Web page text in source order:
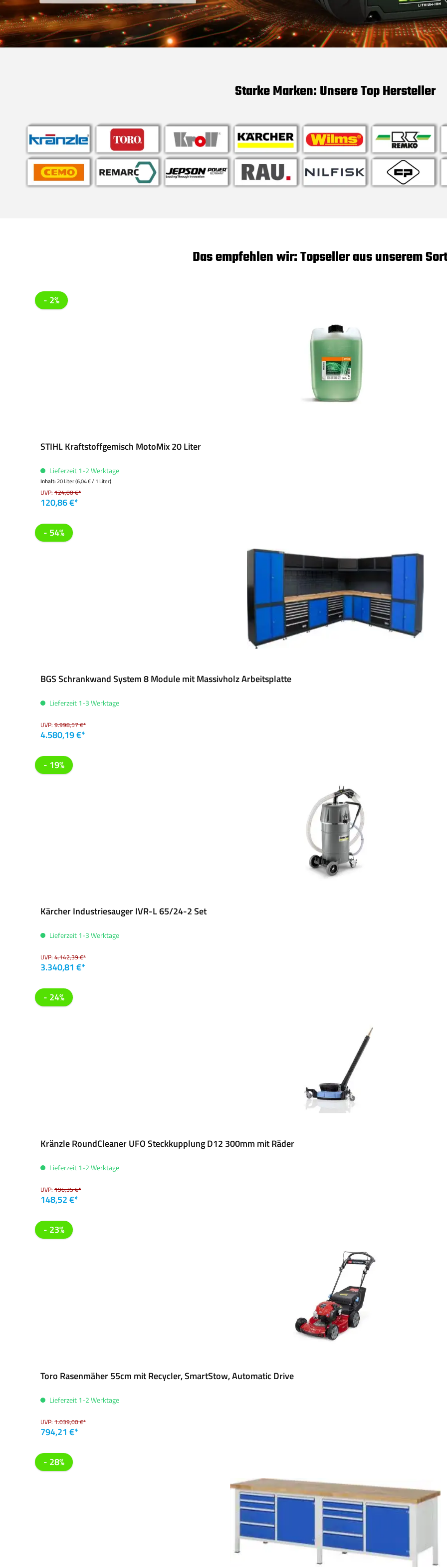
Starke Marken: Unsere Top Hersteller
Das empfehlen wir: Topseller aus unserem
Produktgalerie überspringen
- 2%
STIHL Kraftstoffgemisch MotoMix 20 Liter
Lieferzeit 1-2 Werktage
Inhalt:20 Liter(6,04 € / 1 Liter)
UVP: 124,00 €*
120,86 €*
- 54%
BGS Schrankwand System 8 Module mit Massivholz Arbeitsplatte
Lieferzeit 1-3 Werktage
UVP: 9.998,57 €*
4.580,19 €*
- 19%
Kärcher Industriesauger IVR-L 65/24-2 Set
Lieferzeit 1-3 Werktage
UVP: 4.142,39 €*
3.340,81 €*
- 24%
Kränzle RoundCleaner UFO Steckkupplung D12 300mm mit Räder
Lieferzeit 1-2 Werktage
UVP: 196,35 €*
148,52 €*
- 23%
Toro Rasenmäher 55cm mit Recycler, SmartStow, Automatic Drive
Lieferzeit 1-2 Werktage
UVP: 1.039,00 €*
794,21 €*
- 28%